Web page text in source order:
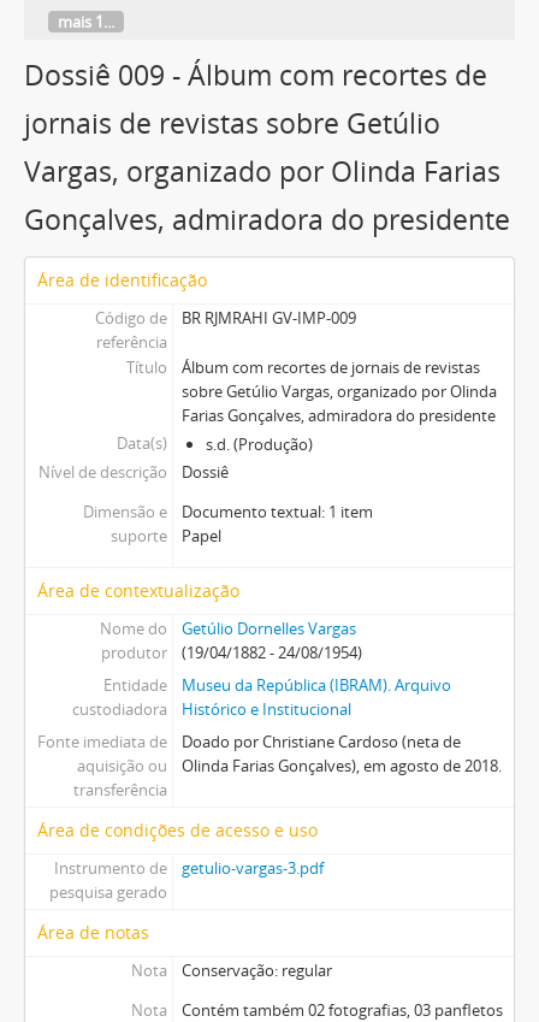
mais 1...
Dossiê 009 - Álbum com recortes de
jornais de revistas sobre Getúlio
Vargas, organizado por Olinda Farias
Gonçalves, admiradora do presidente
Área de identificação
Código de
referência
BR RJMRAHI GV-IMP-009
Título
Álbum com recortes de jornais de revistas
sobre Getúlio Vargas, organizado por Olinda
Farias Gonçalves, admiradora do presidente
Data(s)
s.d. (Produção)
Nível de descrição
Dossiê
Dimensão e
suporte
Documento textual: 1 item
Papel
Área de contextualização
Nome do
produtor
Getúlio Dornelles Vargas
(19/04/1882 - 24/08/1954)
Entidade
custodiadora
Museu da República (IBRAM). Arquivo
Histórico e Institucional
Fonte imediata de
aquisição ou
transferência
Doado por Christiane Cardoso (neta de
Olinda Farias Gonçalves), em agosto de 2018.
Área de condições de acesso e uso
Instrumento de
pesquisa gerado
getulio-vargas-3.pdf
Área de notas
Nota
Conservação: regular
Nota
Contém também 02 fotografias, 03 panfletos